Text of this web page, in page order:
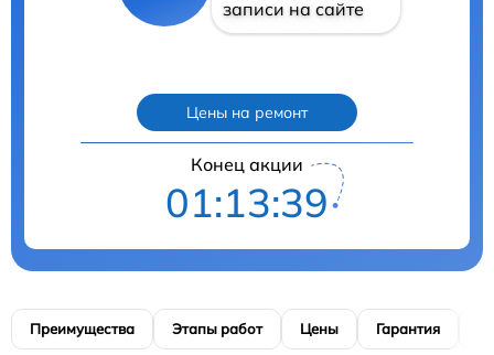
записи на сайте
Цены на ремонт
Конец акции
01:13:38
Преимущества Этапы работ Цены Гарантия